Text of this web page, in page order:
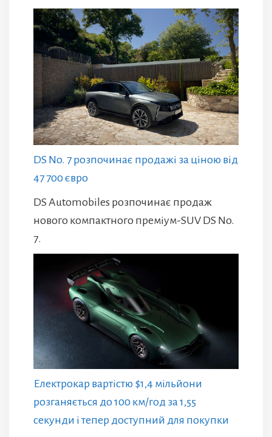
DS No. 7 розпочинає продажі за ціною від
47 700 євро
DS Automobiles розпочинає продаж
нового компактного преміум-SUV DS No.
7.
Електрокар вартістю $1,4 мільйони
розганяється до 100 км/год за 1,55
секунди і тепер доступний для покупки